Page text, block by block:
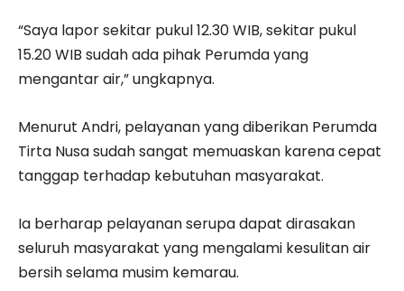
“Saya lapor sekitar pukul 12.30 WIB, sekitar pukul
15.20 WIB sudah ada pihak Perumda yang
mengantar air,” ungkapnya.
Menurut Andri, pelayanan yang diberikan Perumda
Tirta Nusa sudah sangat memuaskan karena cepat
tanggap terhadap kebutuhan masyarakat.
Ia berharap pelayanan serupa dapat dirasakan
seluruh masyarakat yang mengalami kesulitan air
bersih selama musim kemarau.